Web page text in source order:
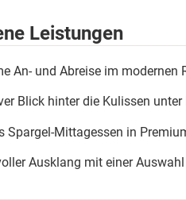
09:00 Uhr
Leistungen
An- und Abreise im modernen
Blick hinter die Kulissen
Spargel-Mittagessen in
Ausklang mit einer